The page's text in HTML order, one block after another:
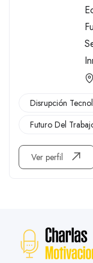
Disrupción
Futuro Del
Ver perfil